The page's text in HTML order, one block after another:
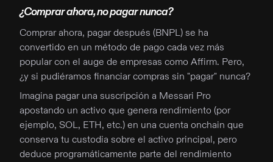
¿Comprar ahora, no pagar nunca?
Comprar ahora, pagar después (BNPL) se ha
convertido en un método de pago cada vez más
popular con el auge de empresas como Affirm. Pero,
¿y si pudiéramos financiar compras sin "pagar" nunca?
Imagina pagar una suscripción a Messari Pro
apostando un activo que genera rendimiento (por
ejemplo, SOL, ETH, etc.) en una cuenta onchain que
conserva tu custodia sobre el activo principal, pero
deduce programáticamente parte del rendimiento